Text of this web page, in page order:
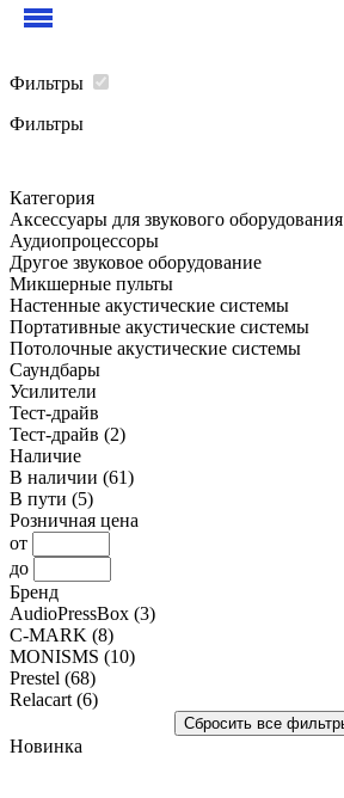
Фильтры
Фильтры
Категория
Аксессуары для звукового оборудования
Аудиопроцессоры
Другое звуковое оборудование
Микшерные пульты
Настенные акустические системы
Портативные акустические системы
Потолочные акустические системы
Саундбары
Усилители
Тест-драйв
Тест-драйв (2)
Наличие
В наличии (61)
В пути (5)
Розничная цена
от
до
Бренд
AudioPressBox (3)
C-MARK (8)
MONISMS (10)
Prestel (68)
Relacart (6)
Новинка